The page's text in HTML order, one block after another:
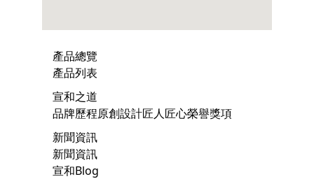
產品總覽
產品列表
宣和之道
品牌歷程原創設計匠人匠心榮譽獎項
新聞資訊
新聞資訊
宣和Blog